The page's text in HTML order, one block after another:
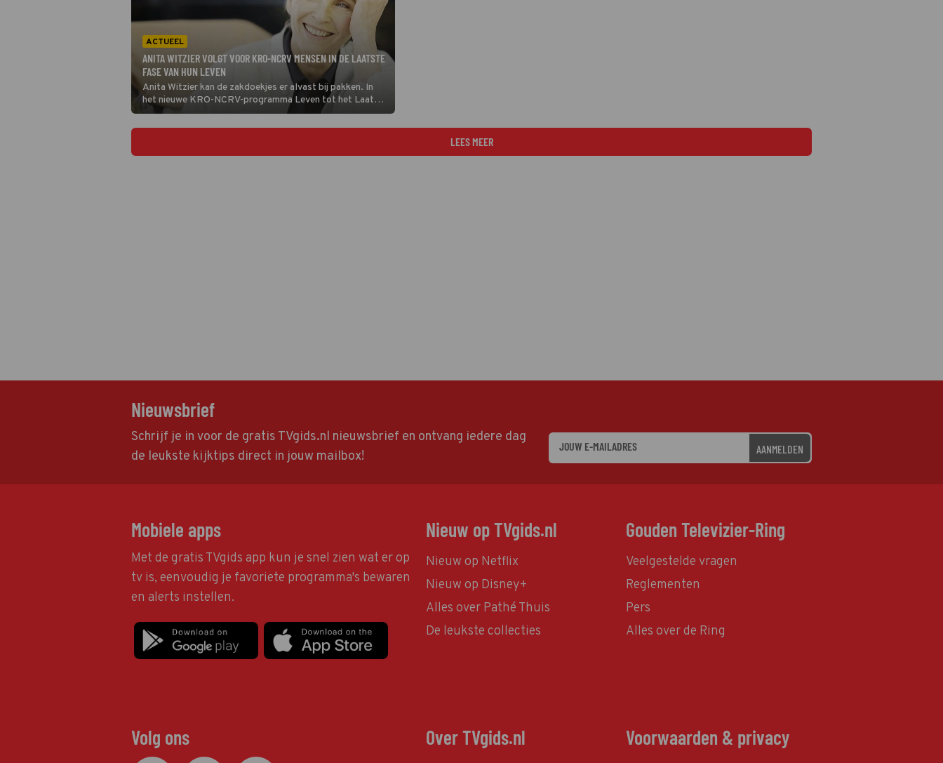
ACTUEEL
ANITA WITZIER VOLGT VOOR KRO-NCRV MENSEN IN DE LAATSTE
FASE VAN HUN LEVEN
Anita Witzier kan de zakdoekjes er alvast bij pakken. In
het nieuwe KRO-NCRV-programma Leven tot het Laatst
volgt ze mensen in hun laatste levensfase en laat zien hoe
zij betekenis en houvast vinden in de tijd die nog rest.
LEES MEER
Nieuwsbrief
Schrijf je in voor de gratis TVgids.nl nieuwsbrief en ontvang iedere dag
de leukste kijktips direct in jouw mailbox!
AANMELDEN
Mobiele apps
Met de gratis TVgids app kun je snel zien wat er op
tv is, eenvoudig je favoriete programma's bewaren
en alerts instellen.
Nieuw op TVgids.nl
Nieuw op Netflix
Nieuw op Disney+
Alles over Pathé Thuis
De leukste collecties
Gouden Televizier-Ring
Veelgestelde vragen
Reglementen
Pers
Alles over de Ring
Volg ons Over TVgids.nl Voorwaarden & privacy